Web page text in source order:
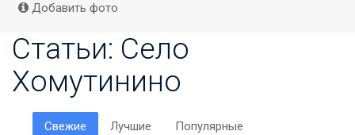
Добавить фото
Статьи: Село
Хомутинино
Свежие Лучшие Популярные